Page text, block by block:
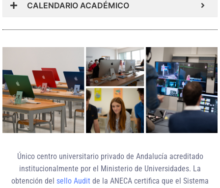
CALENDARIO ACADÉMICO
Único centro universitario privado de Andalucía acreditado
institucionalmente por el Ministerio de Universidades. La
obtención del sello Audit de la ANECA certifica que el Sistema